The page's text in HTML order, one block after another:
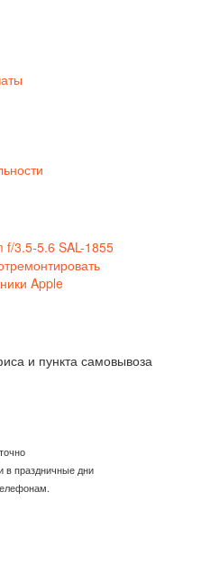
f/3.5-5.6 SAL-1855
Apple
и пункта самовывоза
в праздничные дни